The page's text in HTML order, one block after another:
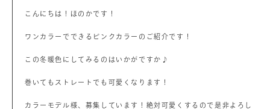
こんにちは！ほのかです！
ワンカラーでできるピンクカラーのご紹介です！
この冬暖色にしてみるのはいかがですか♪
巻いてもストレートでも可愛くなります！
カラーモデル様、募集しています！絶対可愛くするので是非よろし